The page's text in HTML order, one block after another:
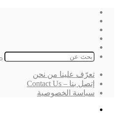
تعرّف علينا من نحن
إتصل بنا – Contact Us
سياسة الخصوصية